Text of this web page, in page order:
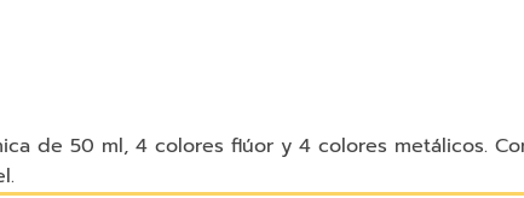
de 50 ml, 4 colores flúor y 4 colores metálicos.